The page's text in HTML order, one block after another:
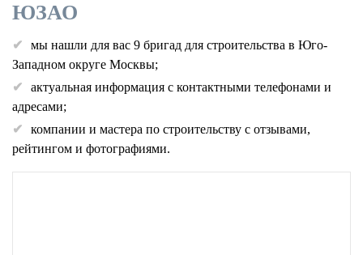
ЮЗАО
мы нашли для вас 9 бригад для строительства в Юго-
Западном округе Москвы;
актуальная информация с контактными телефонами и
адресами;
компании и мастера по строительству с отзывами,
рейтингом и фотографиями.